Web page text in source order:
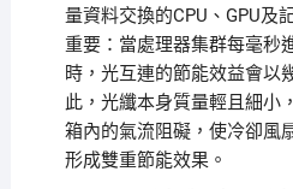
量資料交換的CPU、GPU及
重要：當處理器集群每毫秒
時，光互連的節能效益會以
此，光纖本身質量輕且細小
箱內的氣流阻礙，使冷卻風
形成雙重節能效果。